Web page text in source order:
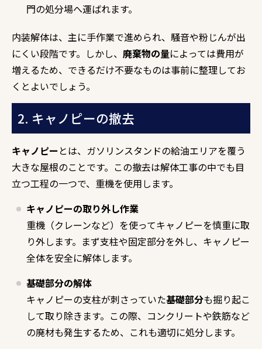
門の処分場へ運ばれます。
内装解体は、主に手作業で進められ、騒音や粉じんが出
にくい段階です。しかし、 廃棄物の量によっては費用が
増えるため、できるだけ不要なものは事前に整理してお
くとよいでしょう。
2. キャノピーの撤去
キャノピー とは、ガソリンスタンドの給油エリアを覆う
大きな屋根のことです。この撤去は解体工事の中でも目
立つ工程の一つで、重機を使用します。
キャノピーの取り外し作業
重機（クレーンなど）を使ってキャノピーを慎重に取
り外します。まず支柱や固定部分を外し、キャノピー
全体を安全に解体します。
基礎部分の解体
キャノピーの支柱が刺さっていた基礎部分も掘り起こ
して取り除きます。この際、コンクリートや鉄筋など
の廃材も発生するため、これも適切に処分します。